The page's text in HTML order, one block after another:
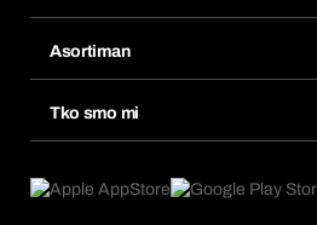
Popisi želja
Ponovno naručivanje
Pretplate
Tražitelji proizvoda
Asortiman
Tko smo mi
Što nas pokreće